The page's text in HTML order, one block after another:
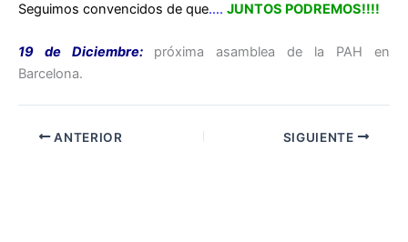
Seguimos convencidos de que…. JUNTOS PODREMOS!!!!
19 de Diciembre: próxima asamblea de la PAH en
Barcelona.
ANTERIOR SIGUIENTE